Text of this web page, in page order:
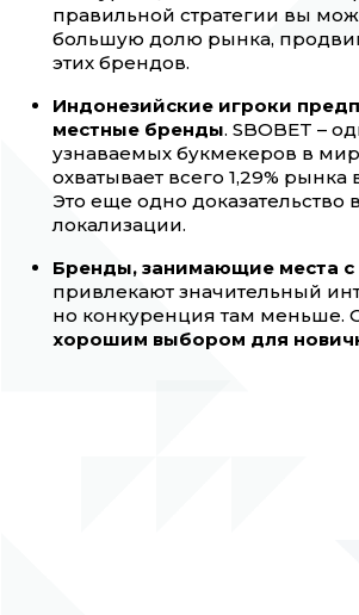
правильной стратегии вы
большую долю рынка,
этих брендов.
Индонезийские игроки
местные бренды. SBOBET –
узнаваемых букмекеров в
охватывает всего 1,29%
Это еще одно доказательство
локализации.
Бренды, занимающие места с
привлекают значительный
но конкуренция там меньше.
хорошим выбором для